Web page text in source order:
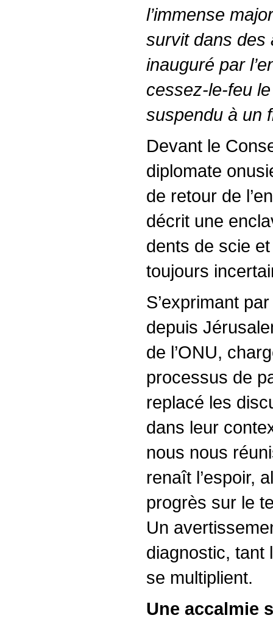
l’immense
survit dans des
inauguré par
cessez-le-feu
suspendu à un
Devant le
diplomate
de retour de
décrit une
dents de scie
toujours
S’exprimant
depuis
de l’ONU,
processus de
replacé les
dans leur
nous nous
renaît l’espoir,
progrès sur le
Un
diagnostic, tant
se multiplient.
Une accalmie